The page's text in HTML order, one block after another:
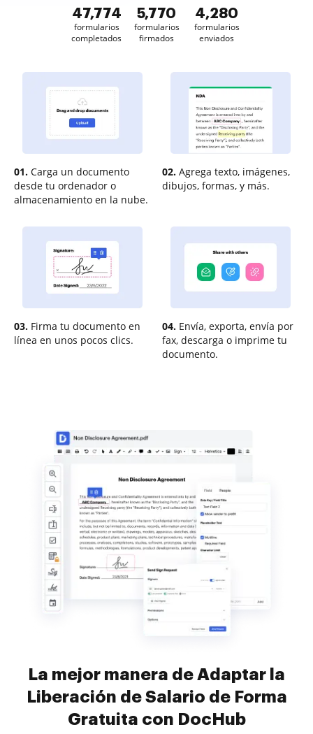
47,774
formularios
completados
5,770
formularios
firmados
4,280
formularios
enviados
01. Carga un documento
desde tu ordenador o
almacenamiento en la nube.
02. Agrega texto, imágenes,
dibujos, formas, y más.
03. Firma tu documento en
línea en unos pocos clics.
04. Envía, exporta, envía por
fax, descarga o imprime tu
documento.
La mejor manera de Adaptar la
Liberación de Salario de Forma
Gratuita con DocHub